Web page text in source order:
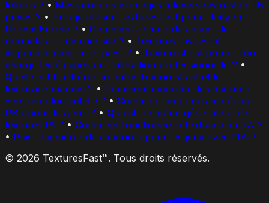
tokens ? • Mes prompts et images téléversées restent-ils
privés ? • Puis-je utiliser TexturesFast pour Unity ou
Unreal Engine ? • Comment obtenir des maps de
normales ou de rugosité ? • TexturesFast est-il
disponible dans mon pays ? • TexturesFast prend-il en
charge les équipes ou l'utilisation professionnelle ? •
Quelle est la différence entre TexturesFast et le
texturage manuel ? • Comment exporter des textures
vers mon logiciel 3D ? • Comment créer des matériaux
PBR pour les jeux ? • Qu'est-ce qu'un générateur de
textures IA ? • Comment fonctionne la texturisation IA ?
• Puis-je générer des textures pour les jeux avec l'IA ?
© 2026 TexturesFast™. Tous droits réservés.